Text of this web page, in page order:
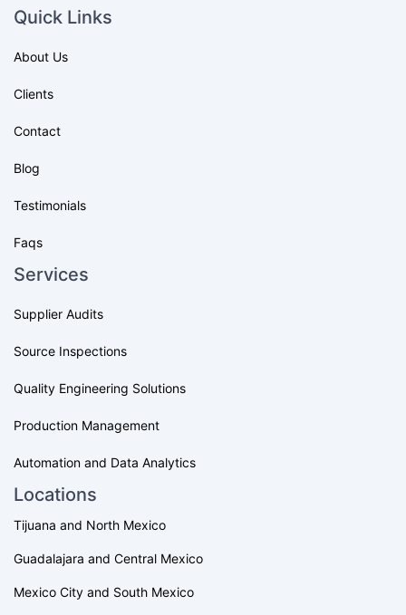
Quick Links
About Us
Clients
Contact
Blog
Testimonials
Faqs
Services
Supplier Audits
Source Inspections
Quality Engineering Solutions
Production Management
Automation and Data Analytics
Locations
Tijuana and North Mexico
Guadalajara and Central Mexico
Mexico City and South Mexico